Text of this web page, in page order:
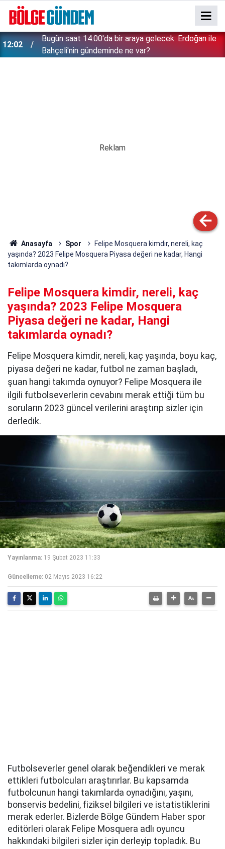
12:02
Bugün saat 14.00'da bir araya gelecek: Erdoğan ile
Bahçeli'nin gündeminde ne var?
Anasayfa Spor
Felipe Mosquera kimdir, nereli, kaç
yaşında? 2023 Felipe Mosquera Piyasa değeri ne kadar, Hangi
takımlarda oynadı?
Felipe Mosquera kimdir, nereli, kaç
yaşında? 2023 Felipe Mosquera
Piyasa değeri ne kadar, Hangi
takımlarda oynadı?
Felipe Mosquera kimdir, nereli, kaç yaşında, boyu kaç,
piyasa değeri ne kadar, futbol ne zaman başladı,
şuan hangi takımda oynuyor? Felipe Mosquera ile
ilgili futbolseverlerin cevabını merak ettiği tüm bu
soruların 2023 güncel verilerini araştırıp sizler için
derledik.
Yayınlanma: 19 Şubat 2023 11:33
Güncelleme: 02 Mayıs 2023 16:22
Futbolseverler genel olarak beğendikleri ve merak
ettikleri futbolcuları araştırırlar. Bu kapsamda
futbolcunun hangi takımlarda oynadığını, yaşını,
bonservis bedelini, fiziksel bilgileri ve istatistiklerini
merak ederler. Bizlerde Bölge Gündem Haber spor
editörleri olarak Felipe Mosquera adlı oyuncu
hakkındaki bilgileri sizler için derleyip topladık. Bu